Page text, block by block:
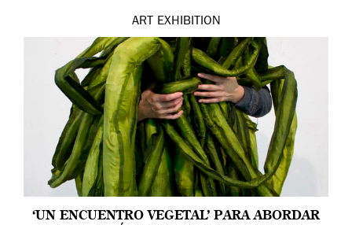
ART EXHIBITION
‘UN ENCUENTRO VEGETAL’ PARA ABORDAR